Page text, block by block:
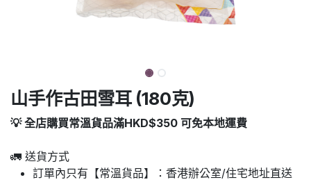
山手作古田雪耳 (180克)
💡 全店購買常溫貨品滿HKD$350 可免本地運費
🚛 送貨方式
訂單內只有【常溫貨品】：香港辦公室/住宅地址直送